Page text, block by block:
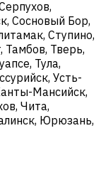
Сосновый Бор,
Ступино,
Тамбов, Тверь,
Тула,
Усть-
Мансийск,
Чита,
Юрюзань,